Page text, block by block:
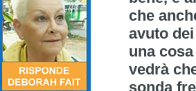
che
avuto
una
vedrà
sonda